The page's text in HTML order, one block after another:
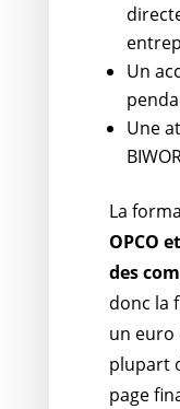
Un
Une
La
OPCO
des
donc la
un euro
plupart
page